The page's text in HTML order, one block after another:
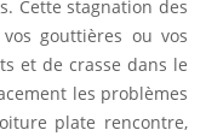
Cette stagnation des
gouttières ou vos
et de crasse dans le
les problèmes
plate rencontre,